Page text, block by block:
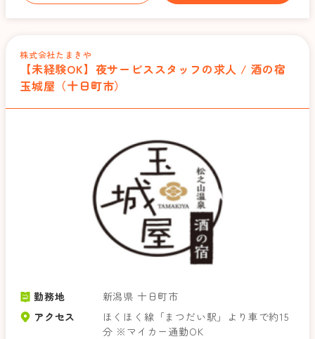
株式会社たまきや
【未経験OK】夜サービススタッフの求人 / 酒の宿
玉城屋（十日町市）
勤務地
新潟県 十日町市
アクセス
ほくほく線「まつだい駅」より車で約15
分 ※マイカー通勤OK